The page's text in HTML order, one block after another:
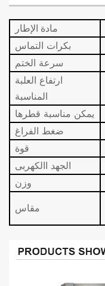
مادة الإطار
بكرات التماس
سرعة الختم
ارتفاع العلبة
المناسبة
يمكن مناسبة قطرها
ضغط الفراغ
قوة
الجهد االكهربى
وزن
مقاس